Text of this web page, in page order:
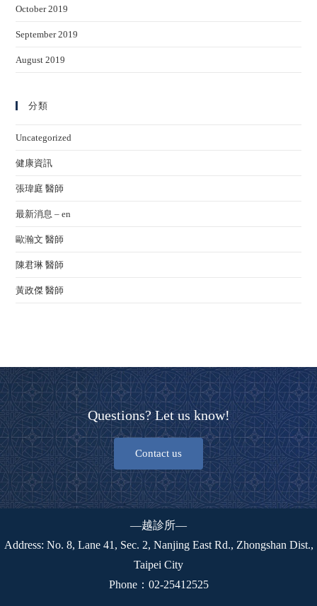
October 2019
September 2019
August 2019
分類
Uncategorized
健康資訊
張瑋庭 醫師
最新消息 – en
歐瀚文 醫師
陳君琳 醫師
黃政傑 醫師
Questions? Let us know!
Contact us
—越診所—
Address: No. 8, Lane 41, Sec. 2, Nanjing East Rd., Zhongshan Dist.,
Taipei City
Phone： 02-25412525